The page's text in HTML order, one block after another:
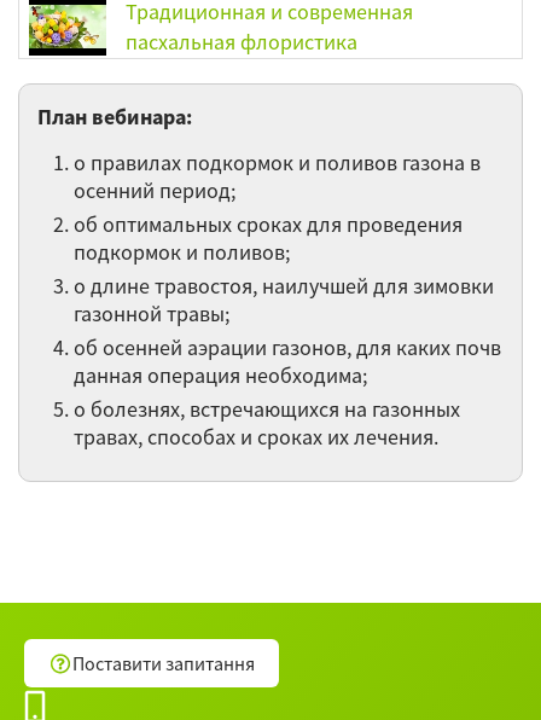
Традиционная и современная
пасхальная флористика
Содержание орхидей в комнатных
условиях
Алгоритм лечения комнатных растений
Новогодние и рождественские символы
Флористические материалы и
инструменты, облегчающие работу
Остальные 67 вебинаров категории Дизайн и
План вебинара:
о правилах подкормок и поливов газона в
осенний период;
об оптимальных сроках для проведения
подкормок и поливов;
о длине травостоя, наилучшей для зимовки
газонной травы;
об осенней аэрации газонов, для каких почв
данная операция необходима;
о болезнях, встречающихся на газонных
травах, способах и сроках их лечения.
Поставити запитання